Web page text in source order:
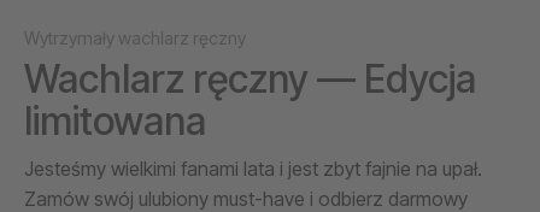
Wytrzymały wachlarz ręczny
Wachlarz ręczny — Edycja
limitowana
Jesteśmy wielkimi fanami lata i jest zbyt fajnie na upał.
Zamów swój ulubiony must-have i odbierz darmowy